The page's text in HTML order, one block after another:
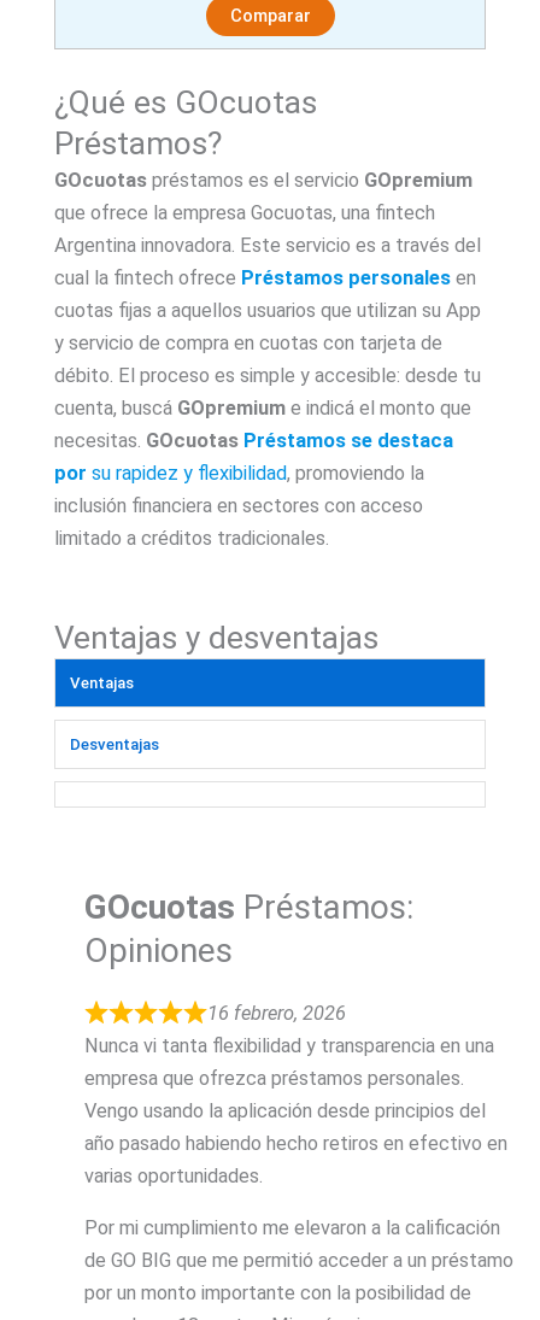
Comparar
¿Qué es GOcuotas
Préstamos?
GOcuotas préstamos es el servicio GOpremium
que ofrece la empresa Gocuotas, una fintech
Argentina innovadora. Este servicio es a través del
cual la fintech ofrece Préstamos personales en
cuotas fijas a aquellos usuarios que utilizan su App
y servicio de compra en cuotas con tarjeta de
débito. El proceso es simple y accesible: desde tu
cuenta, buscá GOpremium e indicá el monto que
necesitas. GOcuotas Préstamos se destaca
por su rapidez y flexibilidad, promoviendo la
inclusión financiera en sectores con acceso
limitado a créditos tradicionales.
Ventajas y desventajas
Ventajas
Desventajas
GOcuotas Préstamos:
Opiniones
16 febrero, 2026
Nunca vi tanta flexibilidad y transparencia en una
empresa que ofrezca préstamos personales.
Vengo usando la aplicación desde principios del
año pasado habiendo hecho retiros en efectivo en
varias oportunidades.
Por mi cumplimiento me elevaron a la calificación
de GO BIG que me permitió acceder a un préstamo
por un monto importante con la posibilidad de